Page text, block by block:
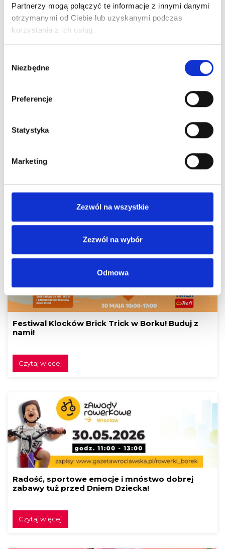
Partnerzy mogą połączyć te informacje z innymi danymi
otrzymanymi od Ciebie lub uzyskanymi podczas
korzystania z ich usług.
zgody
Niezbędne
Preferencje
Statystyka
Marketing
Zezwól na wszystkie
Zezwól na wybór
Odmowa
ALE UPAŁ! Dbajmy o siebie nawzajem.
Zaskocz Tatę! Najlepsze prezenty czekają w
Festiwal Klocków Brick Trick w Borku! Buduj z
nami!
Czytaj więcej
Radość, sportowe emocje i mnóstwo dobrej
zabawy tuż przed Dniem Dziecka!
Czytaj więcej